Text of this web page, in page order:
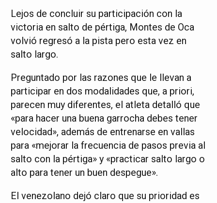
Lejos de concluir su participación con la
victoria en salto de pértiga, Montes de Oca
volvió regresó a la pista pero esta vez en
salto largo.
Preguntado por las razones que le llevan a
participar en dos modalidades que, a priori,
parecen muy diferentes, el atleta detalló que
«para hacer una buena garrocha debes tener
velocidad», además de entrenarse en vallas
para «mejorar la frecuencia de pasos previa al
salto con la pértiga» y «practicar salto largo o
alto para tener un buen despegue».
El venezolano dejó claro que su prioridad es